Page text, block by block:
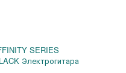
SERIES
Электрогитара